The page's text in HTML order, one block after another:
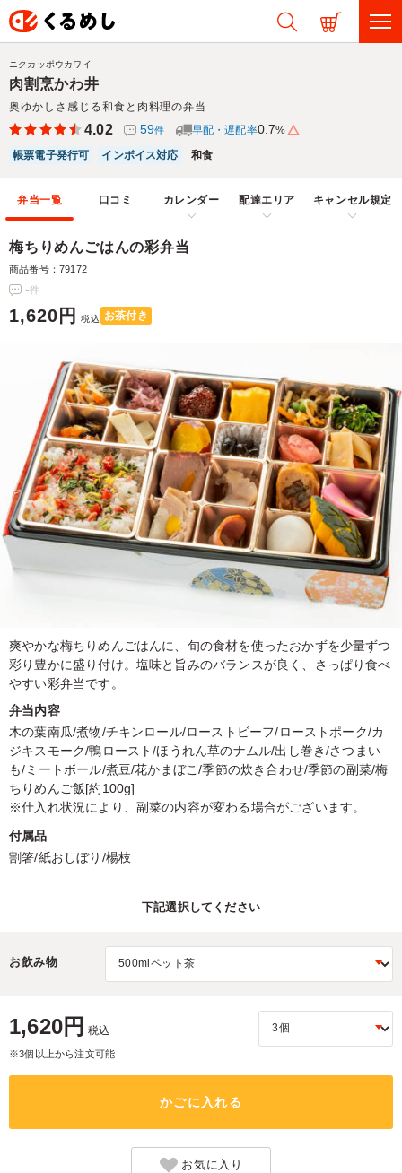
肉割烹かわ井
奥ゆかしさ感じる和食と肉料理の弁当
ニクカッポウカワイ
4.02 59件 早配・遅配率0.7%
帳票電子発行可
インボイス対応 和食
弁当一覧 口コミ カレンダー 配達エリア キャンセル規定
梅ちりめんごはんの彩弁当
商品番号：79172
-件
1,620円 税込 お茶付き
爽やかな梅ちりめんごはんに、旬の食材を使ったおかずを少量ずつ
彩り豊かに盛り付け。塩味と旨みのバランスが良く、さっぱり食べ
やすい彩弁当です。
弁当内容
木の葉南瓜/煮物/チキンロール/ローストビーフ/ローストポーク/カ
ジキスモーク/鴨ロースト/ほうれん草のナムル/出し巻き/さつまい
も/ミートボール/煮豆/花かまぼこ/季節の炊き合わせ/季節の副菜/梅
ちりめんご飯[約100g]
※仕入れ状況により、副菜の内容が変わる場合がございます。
付属品
割箸/紙おしぼり/楊枝
下記選択してください
お飲み物
1,620円 税込
※3個以上から注文可能
かごに入れる
お気に入り